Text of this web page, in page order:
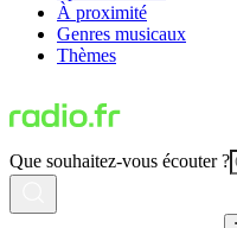
À proximité
Genres musicaux
Thèmes
Que souhaitez-vous écouter ?